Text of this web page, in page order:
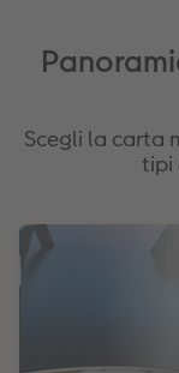
Scegli la carta
tipi